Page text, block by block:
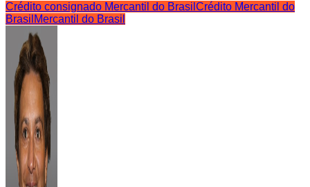
Crédito consignado Mercantil do Brasil Crédito Mercantil do
Brasil Mercantil do Brasil